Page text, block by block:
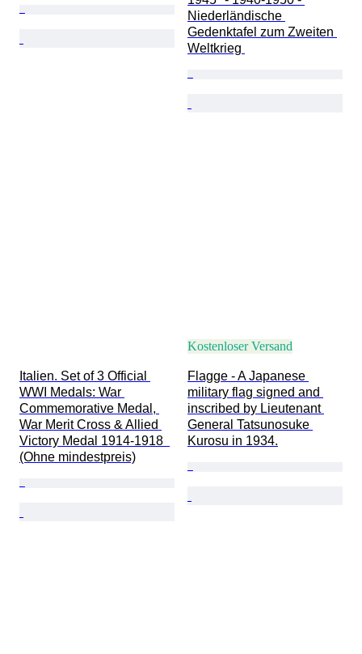
Niederländische
Gedenktafel zum Zweiten
Weltkrieg
Italien. Set of 3 Official
WWI Medals: War
Commemorative Medal,
War Merit Cross & Allied
Victory Medal 1914-1918
(Ohne mindestpreis)
Kostenloser Versand
Flagge - A Japanese
military flag signed and
inscribed by Lieutenant
General Tatsunosuke
Kurosu in 1934.